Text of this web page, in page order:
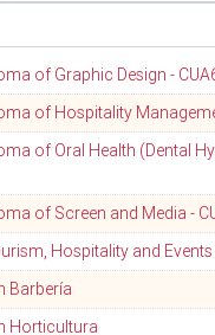
of Graphic Design -
of Hospitality
of Oral Health (Dental
of Screen and Media -
Hospitality and
Barbería
Horticultura